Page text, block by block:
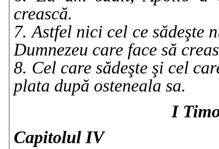
crească.
7. Astfel nici cel ce sădeşte
Dumnezeu care face să
8. Cel care sădeşte şi cel
plata după osteneala sa.
I
Capitolul IV